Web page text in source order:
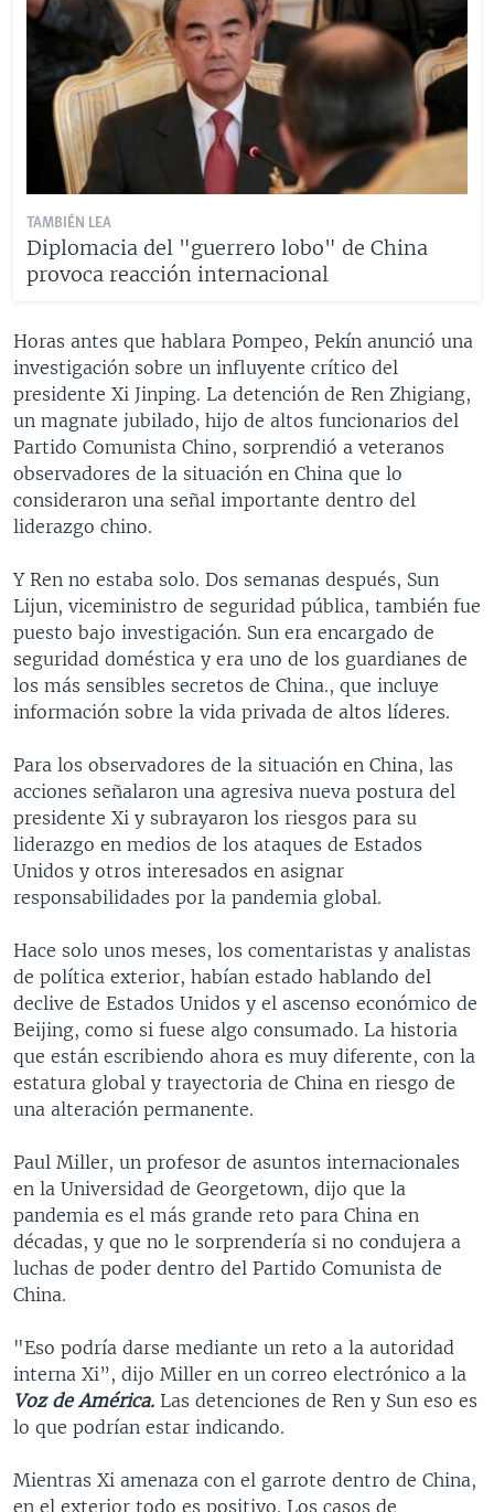
TAMBIÉN LEA
Diplomacia del "guerrero lobo" de China
provoca reacción internacional
Horas antes que hablara Pompeo, Pekín anunció una
investigación sobre un influyente crítico del
presidente Xi Jinping. La detención de Ren Zhigiang,
un magnate jubilado, hijo de altos funcionarios del
Partido Comunista Chino, sorprendió a veteranos
observadores de la situación en China que lo
consideraron una señal importante dentro del
liderazgo chino.
Y Ren no estaba solo. Dos semanas después, Sun
Lijun, viceministro de seguridad pública, también fue
puesto bajo investigación. Sun era encargado de
seguridad doméstica y era uno de los guardianes de
los más sensibles secretos de China., que incluye
información sobre la vida privada de altos líderes.
Para los observadores de la situación en China, las
acciones señalaron una agresiva nueva postura del
presidente Xi y subrayaron los riesgos para su
liderazgo en medios de los ataques de Estados
Unidos y otros interesados en asignar
responsabilidades por la pandemia global.
Hace solo unos meses, los comentaristas y analistas
de política exterior, habían estado hablando del
declive de Estados Unidos y el ascenso económico de
Beijing, como si fuese algo consumado. La historia
que están escribiendo ahora es muy diferente, con la
estatura global y trayectoria de China en riesgo de
una alteración permanente.
Paul Miller, un profesor de asuntos internacionales
en la Universidad de Georgetown, dijo que la
pandemia es el más grande reto para China en
décadas, y que no le sorprendería si no condujera a
luchas de poder dentro del Partido Comunista de
China.
"Eso podría darse mediante un reto a la autoridad
interna Xi”, dijo Miller en un correo electrónico a la
Voz de América. Las detenciones de Ren y Sun eso es
lo que podrían estar indicando.
Mientras Xi amenaza con el garrote dentro de China,
en el exterior todo es positivo. Los casos de